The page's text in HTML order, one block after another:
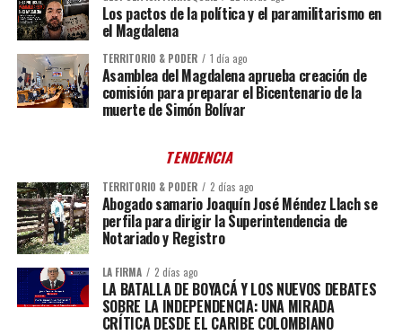
Los pactos de la política y el paramilitarismo en
el Magdalena
TERRITORIO & PODER 1 día ago
Asamblea del Magdalena aprueba creación de
comisión para preparar el Bicentenario de la
muerte de Simón Bolívar
TENDENCIA
TERRITORIO & PODER 2 días ago
Abogado samario Joaquín José Méndez Llach se
perfila para dirigir la Superintendencia de
Notariado y Registro
LA FIRMA 2 días ago
LA BATALLA DE BOYACÁ Y LOS NUEVOS DEBATES
SOBRE LA INDEPENDENCIA: UNA MIRADA
CRÍTICA DESDE EL CARIBE COLOMBIANO